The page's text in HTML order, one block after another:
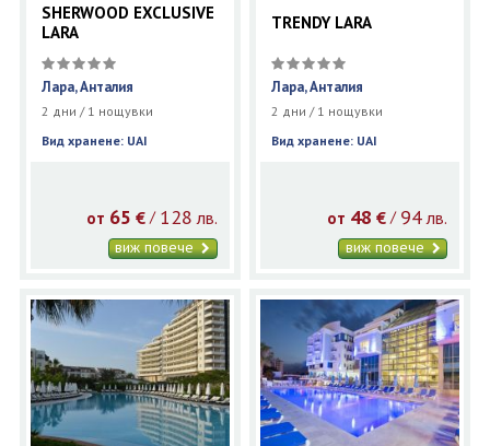
SHERWOOD EXCLUSIVE
LARA
Лара, Анталия
2 дни / 1 нощувки
Вид хранене: UAI
от 65 €/ 128 лв.
виж повече
TRENDY LARA
Лара, Анталия
2 дни / 1 нощувки
Вид хранене: UAI
от 48 € / 94 лв.
виж повече